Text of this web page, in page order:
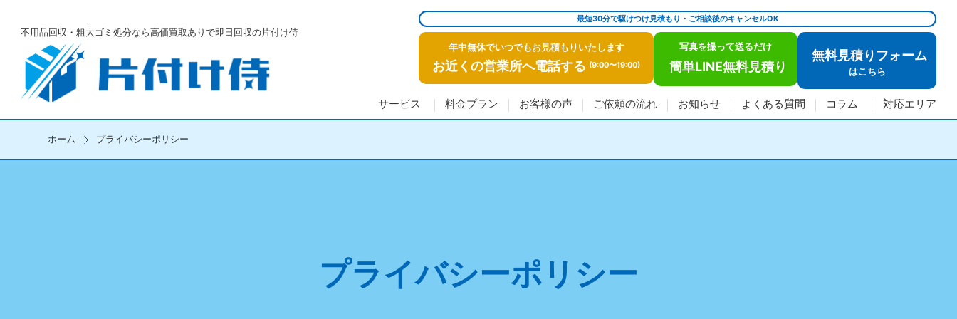
不用品回収・粗大ゴミ処分なら高価買取ありで即日回収の片付け侍
サービス 料金プラン お客様の声 ご依頼の流れ お知らせ よくある質問 コラム 対応エリア
最短30分で駆けつけ見積もり・ご相談後のキャンセルOK
年中無休でいつでもお見積もりいたします
お近くの営業所へ電話する (9:00〜19:00)
写真を撮って送るだけ
簡単LINE無料見積り
無料見積りフォーム
はこちら
ホーム プライバシーポリシー
プライバシーポリシー